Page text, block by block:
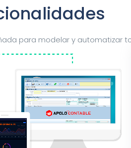
para modelar y automatizar